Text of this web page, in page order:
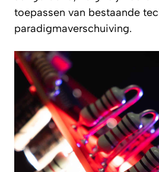
toepassen van bestaande
paradigmaverschuiving.